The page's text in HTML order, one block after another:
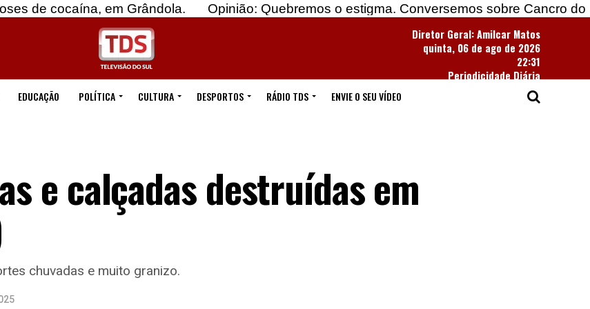
em Grândola. Opinião: Quebremos o estigma. Conversemos sobre Cancro do Pulmão
Diretor Geral: Amilcar Matos
quinta, 06 de ago de 2026
22:31
Periodicidade Diária
EDUCAÇÃO POLÍTICA CULTURA DESPORTOS RÁDIO TDS ENVIE O SEU VÍDEO
e calçadas destruídas em
chuvadas e muito granizo.